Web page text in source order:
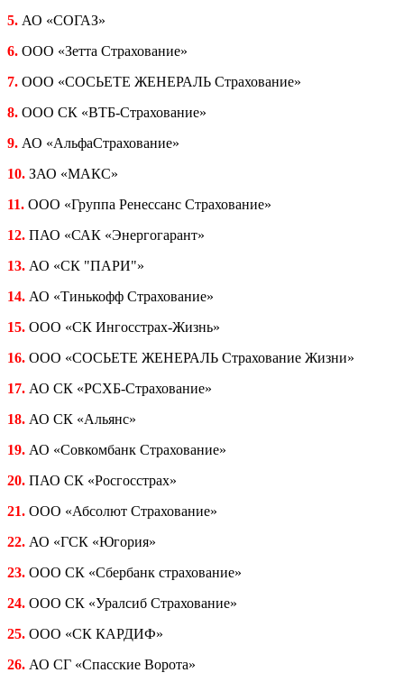
5. АО «СОГАЗ»
6. ООО «Зетта Страхование»
7. ООО «СОСЬЕТЕ ЖЕНЕРАЛЬ Страхование»
8. ООО СК «ВТБ-Страхование»
9. АО «АльфаCтрахование»
10. ЗАО «МАКС»
11. ООО «Группа Ренессанс Страхование»
12. ПАО «САК «Энергогарант»
13. АО «СК "ПАРИ"»
14. АО «Тинькофф Страхование»
15. ООО «СК Ингосстрах-Жизнь»
16. ООО «СОСЬЕТЕ ЖЕНЕРАЛЬ Страхование Жизни»
17. АО СК «РСХБ-Страхование»
18. АО СК «Альянс»
19. АО «Совкомбанк Страхование»
20. ПАО СК «Росгосстрах»
21. ООО «Абсолют Страхование»
22. АО «ГСК «Югория»
23. ООО СК «Сбербанк страхование»
24. ООО СК «Уралсиб Страхование»
25. ООО «СК КАРДИФ»
26. АО СГ «Спасские Ворота»